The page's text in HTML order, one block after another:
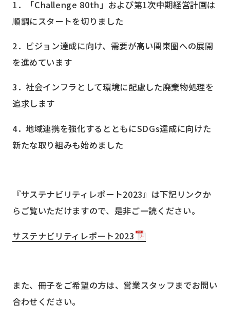
1．「Challenge 80th」および第1次中期経営計画は
順調にスタートを切りました
2．ビジョン達成に向け、需要が高い関東圏への展開
を進めています
3．社会インフラとして環境に配慮した廃棄物処理を
追求します
4．地域連携を強化するとともにSDGs達成に向けた
新たな取り組みも始めました
『サステナビリティレポート2023』は下記リンクか
らご覧いただけますので、是非ご一読ください。
サステナビリティレポート2023
また、冊子をご希望の方は、営業スタッフまでお問い
合わせください。